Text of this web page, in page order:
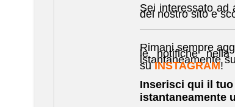
Sei interessato ad
del nostro sito e
Rimani sempre
le notifiche nella
istantaneamente
su INSTAGRAM!
Inserisci qui il
istantaneamente